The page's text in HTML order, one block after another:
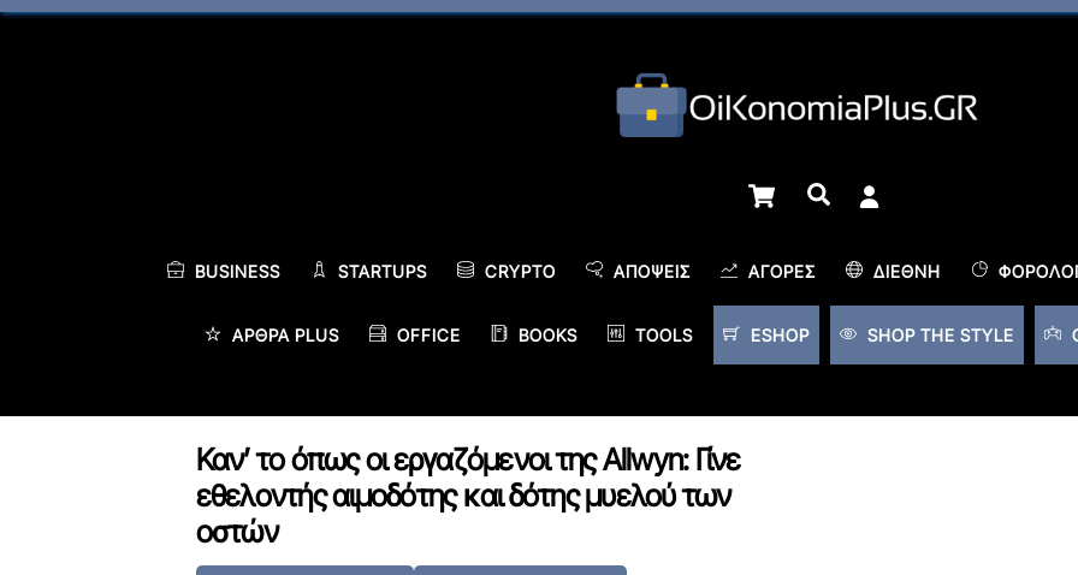
Skip
Cart Αναζήτηση
BUSINESS STARTUPS CRYPTO ΑΠΌΨΕΙΣ ΑΓΟΡΈΣ ΔΙΕΘΝΉ
ΆΡΘΡΑ PLUS OFFICE BOOKS TOOLS ESHOP SHOP THE STYLE
Καν’ το όπως οι εργαζόμενοι της Allwyn: Γίνε
εθελοντής αιμοδότης και δότης μυελού των
οστών